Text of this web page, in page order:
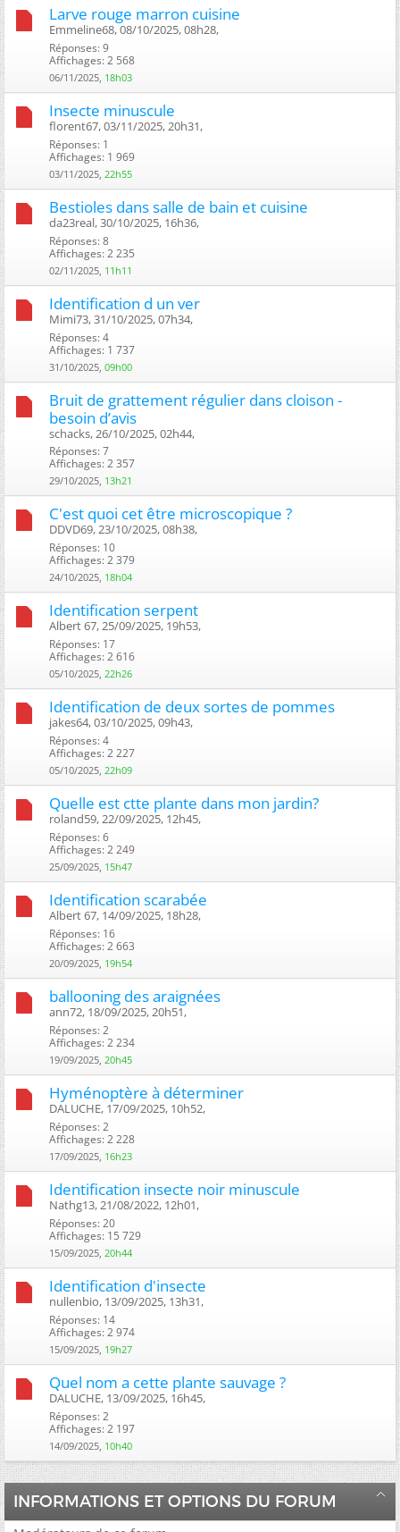
Larve rouge marron cuisine
Emmeline68, 08/10/2025, 08h28, ‎
Réponses: 9
Affichages: 2 568
06/11/2025, 18h03
Insecte minuscule
florent67, 03/11/2025, 20h31, ‎
Réponses: 1
Affichages: 1 969
03/11/2025, 22h55
Bestioles dans salle de bain et cuisine
da23real, 30/10/2025, 16h36, ‎
Réponses: 8
Affichages: 2 235
02/11/2025, 11h11
Identification d un ver
Mimi73, 31/10/2025, 07h34, ‎
Réponses: 4
Affichages: 1 737
31/10/2025, 09h00
Bruit de grattement régulier dans cloison -
besoin d’avis
schacks, 26/10/2025, 02h44, ‎
Réponses: 7
Affichages: 2 357
29/10/2025, 13h21
C'est quoi cet être microscopique ?
DDVD69, 23/10/2025, 08h38, ‎
Réponses: 10
Affichages: 2 379
24/10/2025, 18h04
Identification serpent
Albert 67, 25/09/2025, 19h53, ‎
Réponses: 17
Affichages: 2 616
05/10/2025, 22h26
Identification de deux sortes de pommes
jakes64, 03/10/2025, 09h43, ‎
Réponses: 4
Affichages: 2 227
05/10/2025, 22h09
Quelle est ctte plante dans mon jardin?
roland59, 22/09/2025, 12h45, ‎
Réponses: 6
Affichages: 2 249
25/09/2025, 15h47
Identification scarabée
Albert 67, 14/09/2025, 18h28, ‎
Réponses: 16
Affichages: 2 663
20/09/2025, 19h54
ballooning des araignées
ann72, 18/09/2025, 20h51, ‎
Réponses: 2
Affichages: 2 234
19/09/2025, 20h45
Hyménoptère à déterminer
DALUCHE, 17/09/2025, 10h52, ‎
Réponses: 2
Affichages: 2 228
17/09/2025, 16h23
Identification insecte noir minuscule
Nathg13, 21/08/2022, 12h01, ‎
Réponses: 20
Affichages: 15 729
15/09/2025, 20h44
Identification d'insecte
nullenbio, 13/09/2025, 13h31, ‎
Réponses: 14
Affichages: 2 974
15/09/2025, 19h27
Quel nom a cette plante sauvage ?
DALUCHE, 13/09/2025, 16h45, ‎
Réponses: 2
Affichages: 2 197
14/09/2025, 10h40
INFORMATIONS ET OPTIONS DU FORUM